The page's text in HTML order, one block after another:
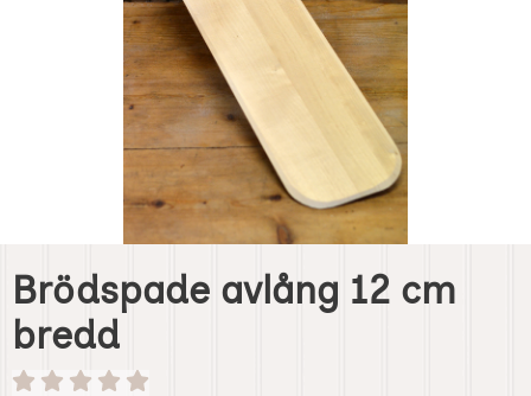
Brödspade avlång 12 cm
bredd